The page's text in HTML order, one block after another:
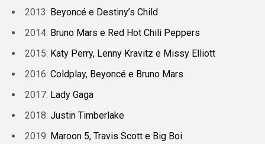
2013: Beyoncé e Destiny’s Child
2014: Bruno Mars e Red Hot Chili Peppers
2015: Katy Perry, Lenny Kravitz e Missy Elliott
2016: Coldplay, Beyoncé e Bruno Mars
2017: Lady Gaga
2018: Justin Timberlake
2019: Maroon 5, Travis Scott e Big Boi